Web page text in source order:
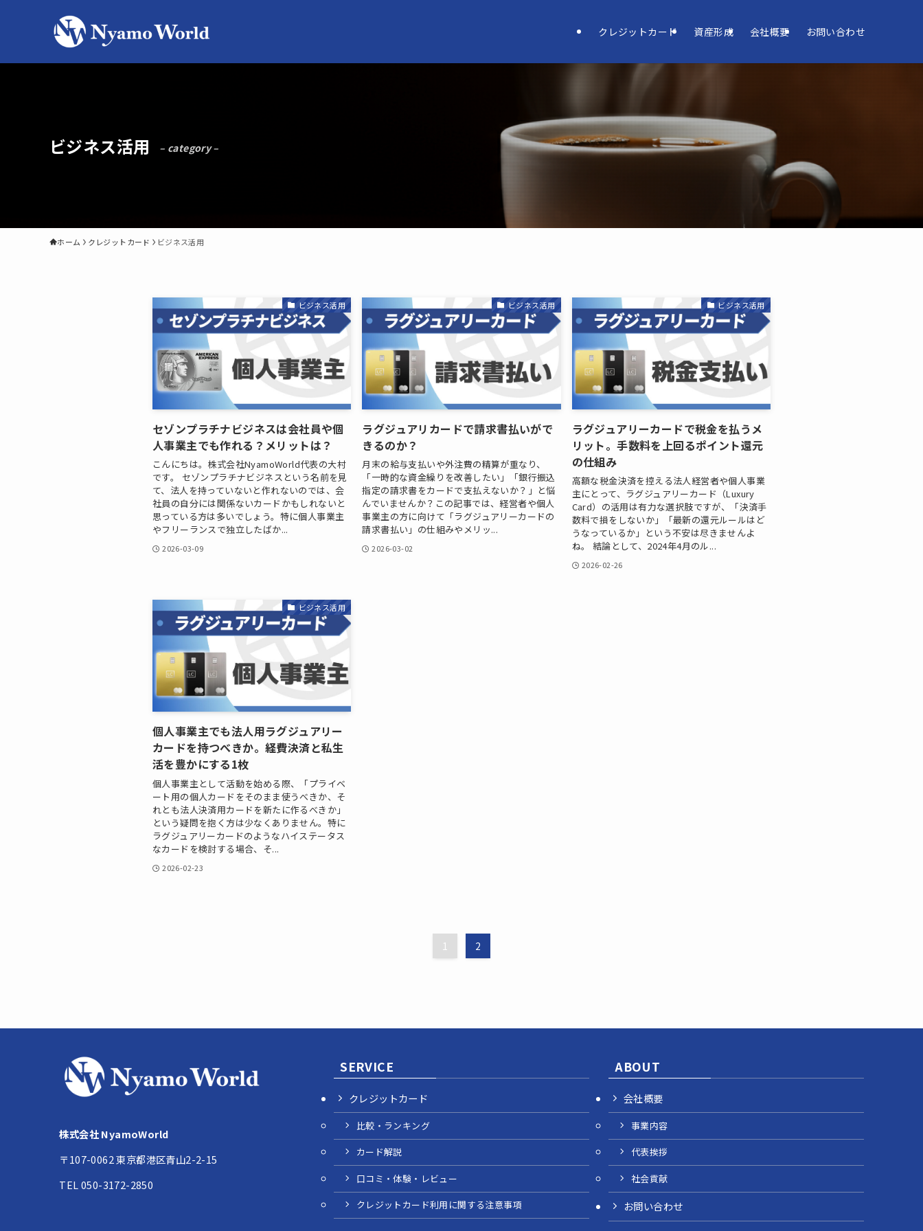
クレジットカード 資産形成 会社概要 お問い合わせ
ビジネス活用 – category –
ホーム クレジットカード ビジネス活用
ビジネス活用
セゾンプラチナビジネスは会社員や個
人事業主でも作れる？メリットは？
こんにちは。株式会社NyamoWorld代表の大村
です。 セゾンプラチナビジネスという名前を見
て、法人を持っていないと作れないのでは、会
社員の自分には関係ないカードかもしれないと
思っている方は多いでしょう。特に個人事業主
やフリーランスで独立したばか...
2026-03-09
ビジネス活用
ラグジュアリカードで請求書払いがで
きるのか？
月末の給与支払いや外注費の精算が重なり、
「一時的な資金繰りを改善したい」「銀行振込
指定の請求書をカードで支払えないか？」と悩
んでいませんか？この記事では、経営者や個人
事業主の方に向けて「ラグジュアリーカードの
請求書払い」の仕組みやメリッ...
2026-03-02
ビジネス活用
ラグジュアリーカードで税金を払うメ
リット。手数料を上回るポイント還元
の仕組み
高額な税金決済を控える法人経営者や個人事業
主にとって、ラグジュアリーカード（Luxury
Card）の活用は有力な選択肢ですが、「決済手
数料で損をしないか」「最新の還元ルールはど
うなっているか」という不安は尽きませんよ
ね。 結論として、2024年4月のル...
2026-02-26
ビジネス活用
個人事業主でも法人用ラグジュアリー
カードを持つべきか。経費決済と私生
活を豊かにする1枚
個人事業主として活動を始める際、「プライベ
ート用の個人カードをそのまま使うべきか、そ
れとも法人決済用カードを新たに作るべきか」
という疑問を抱く方は少なくありません。特に
ラグジュアリーカードのようなハイステータス
なカードを検討する場合、そ...
2026-02-23
1 2
株式会社 NyamoWorld
〒107-0062 東京都港区青山2-2-15
TEL 050-3172-2850
SERVICE
クレジットカード
比較・ランキング
カード解説
口コミ・体験・レビュー
クレジットカード利用に関する注意事項
ABOUT
会社概要
事業内容
代表挨拶
社会貢献
お問い合わせ